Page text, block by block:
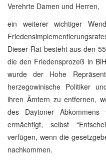
Verehrte Damen und Herren,
ein weiterer wichtiger
Dieser Rat besteht aus den
die den Friedensprozeß in
wurde der Hohe
herzegowinische Politiker
ihren Ämtern zu entfernen,
des Daytoner
ermächtigt, selbst
verfügen, wenn die
nachkommen.